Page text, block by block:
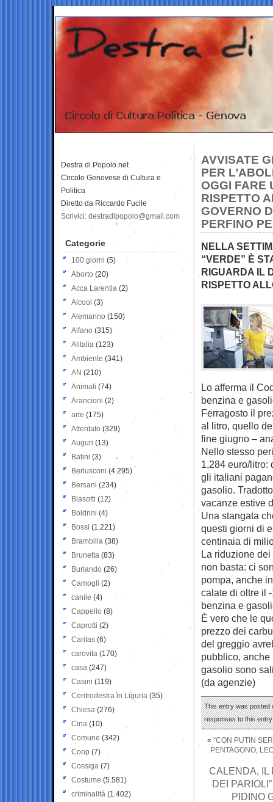
AVVISATE
PER
OGGI FARE
RISPETTO
GOVERNO
PERFINO
NELLA
“VERDE” È
RIGUARDA IL
RISPETTO
Lo afferma il
benzina e
Ferragosto il
al litro, quello
fine giugno –
Nello stesso
1,284 euro/litro:
gli italiani
gasolio.
vacanze estive
Una stangata
questi giorni di
centinaia di
La riduzione
non basta: ci
pompa, anche
calate di oltre il
benzina e
È vero che le
prezzo dei
del greggio
pubblico,
gasolio sono
(da agenzie)
This entry was posted
responses to this
« “CON PUTIN
PENTAGONO,
CALENDA, IL
DEI
PIDINO
Destra di Popolo.net
Circolo Genovese di Cultura e
Politica
Diretto da Riccardo Fucile
Scrivici: destradipopolo@gmail.com
Categorie
100 giorni (5)
Aborto (20)
Acca Larentia (2)
Alcool (3)
Alemanno (150)
Alfano (315)
Alitalia (123)
Ambiente (341)
AN (210)
Animali (74)
Arancioni (2)
arte (175)
Attentato (329)
Auguri (13)
Batini (3)
Berlusconi (4.295)
Bersani (234)
Biasotti (12)
Boldrini (4)
Bossi (1.221)
Brambilla (38)
Brunetta (83)
Burlando (26)
Camogli (2)
canile (4)
Cappello (8)
Caprotti (2)
Caritas (6)
carovita (170)
casa (247)
Casini (119)
Centrodestra in Liguria (35)
Chiesa (276)
Cina (10)
Comune (342)
Coop (7)
Cossiga (7)
Costume (5.581)
criminalità (1.402)